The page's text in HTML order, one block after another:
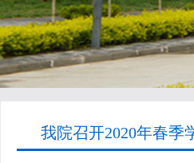
我院召开2020年春季